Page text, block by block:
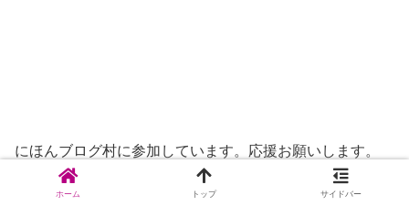
にほんブログ村に参加しています。応援お願いします。
ホーム トップ サイドバー